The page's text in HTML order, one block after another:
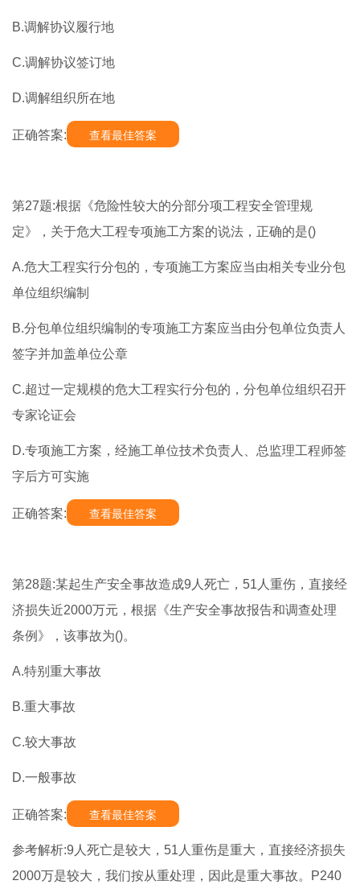
B.调解协议履行地
C.调解协议签订地
D.调解组织所在地
正确答案: 查看最佳答案
第27题:根据《危险性较大的分部分项工程安全管理规
定》，关于危大工程专项施工方案的说法，正确的是()
A.危大工程实行分包的，专项施工方案应当由相关专业分包
单位组织编制
B.分包单位组织编制的专项施工方案应当由分包单位负责人
签字并加盖单位公章
C.超过一定规模的危大工程实行分包的，分包单位组织召开
专家论证会
D.专项施工方案，经施工单位技术负责人、总监理工程师签
字后方可实施
正确答案: 查看最佳答案
第28题:某起生产安全事故造成9人死亡，51人重伤，直接经
济损失近2000万元，根据《生产安全事故报告和调查处理
条例》，该事故为()。
A.特别重大事故
B.重大事故
C.较大事故
D.一般事故
正确答案: 查看最佳答案
参考解析:9人死亡是较大，51人重伤是重大，直接经济损失
2000万是较大，我们按从重处理，因此是重大事故。P240